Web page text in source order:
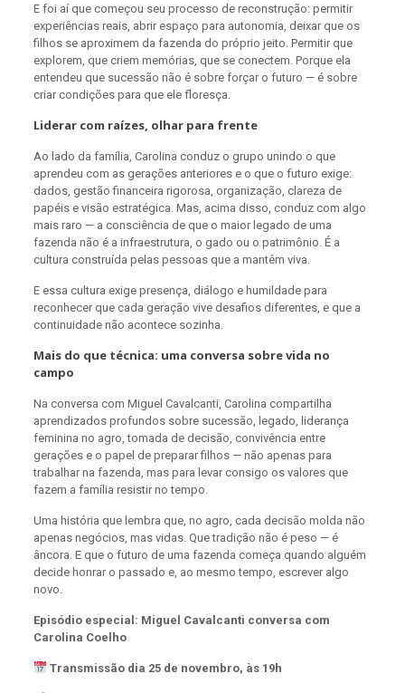
E foi aí que começou seu processo de reconstrução: permitir
experiências reais, abrir espaço para autonomia, deixar que os
filhos se aproximem da fazenda do próprio jeito. Permitir que
explorem, que criem memórias, que se conectem. Porque ela
entendeu que sucessão não é sobre forçar o futuro — é sobre
criar condições para que ele floresça.
Liderar com raízes, olhar para frente
Ao lado da família, Carolina conduz o grupo unindo o que
aprendeu com as gerações anteriores e o que o futuro exige:
dados, gestão financeira rigorosa, organização, clareza de
papéis e visão estratégica. Mas, acima disso, conduz com algo
mais raro — a consciência de que o maior legado de uma
fazenda não é a infraestrutura, o gado ou o patrimônio. É a
cultura construída pelas pessoas que a mantêm viva.
E essa cultura exige presença, diálogo e humildade para
reconhecer que cada geração vive desafios diferentes, e que a
continuidade não acontece sozinha.
Mais do que técnica: uma conversa sobre vida no
campo
Na conversa com Miguel Cavalcanti, Carolina compartilha
aprendizados profundos sobre sucessão, legado, liderança
feminina no agro, tomada de decisão, convivência entre
gerações e o papel de preparar filhos — não apenas para
trabalhar na fazenda, mas para levar consigo os valores que
fazem a família resistir no tempo.
Uma história que lembra que, no agro, cada decisão molda não
apenas negócios, mas vidas. Que tradição não é peso — é
âncora. E que o futuro de uma fazenda começa quando alguém
decide honrar o passado e, ao mesmo tempo, escrever algo
novo.
Episódio especial: Miguel Cavalcanti conversa com
Carolina Coelho
Transmissão dia 25 de novembro, às 19h